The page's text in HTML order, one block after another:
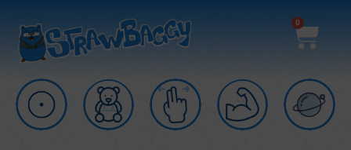
0
STRAWBAGGY GIRA E
VINCI!
Tentate la fortuna per